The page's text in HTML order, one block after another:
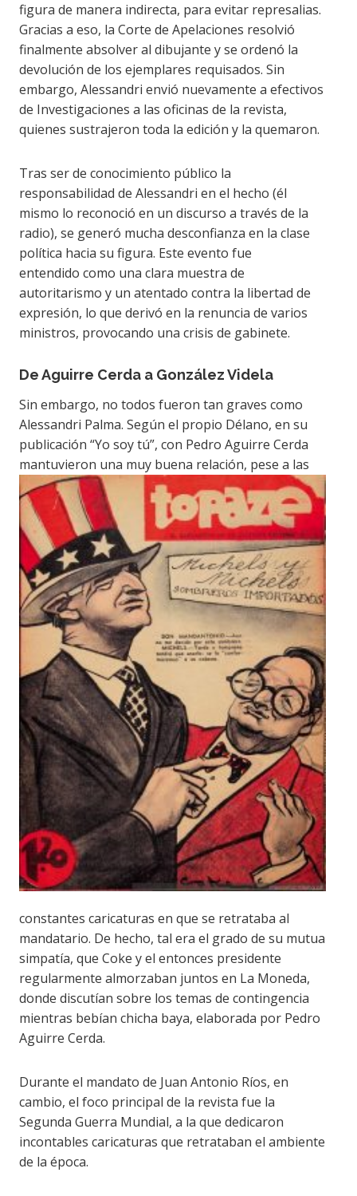
figura de manera indirecta, para evitar represalias.
Gracias a eso, la Corte de Apelaciones resolvió
finalmente absolver al dibujante y se ordenó la
devolución de los ejemplares requisados. Sin
embargo, Alessandri envió nuevamente a efectivos
de Investigaciones a las oficinas de la revista,
quienes sustrajeron toda la edición y la quemaron.
Tras serde conocimiento público la
responsabilidad de Alessandri en el hecho (él
mismo lo reconoció en un discurso a través de la
radio), se generó mucha desconfianza en la clase
política hacia su figura. Este eventofue
entendidocomo unaclara muestra de
autoritarismo y un atentado contra la libertad de
expresión, lo que derivó en la renuncia de varios
ministros, provocando una crisis de gabinete.
De Aguirre Cerda a González Videla
Sin embargo, no todos fueron tan graves como
Alessandri Palma. Según el propio Délano, en su
publicación “Yo soy tú”, con Pedro Aguirre Cerda
mantuvieron una muy buena relación, pese a las
constantes caricaturasen que se retrataba al
mandatario. De hecho, tal era el grado de su mutua
simpatía, queCoke y el entonces presidente
regularmente almorzaban juntos en La Moneda,
donde discutían sobre los temas de contingencia
mientras bebían chicha baya, elaborada por Pedro
Aguirre Cerda.
Durante el mandato de Juan Antonio Ríos, en
cambio, el foco principal de la revista fue la
Segunda Guerra Mundial, a la que dedicaron
incontables caricaturas que retrataban el ambiente
de la época.